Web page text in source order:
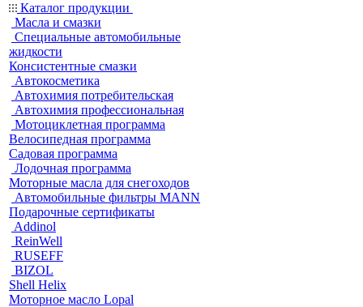
Каталог продукции
Масла и смазки
Специальные автомобильные
жидкости
Консистентные смазки
Автокосметика
Автохимия потребительская
Автохимия профессиональная
Мотоциклетная программа
Велосипедная программа
Садовая программа
Лодочная программа
Моторные масла для снегоходов
Автомобильные фильтры MANN
Подарочные сертификаты
Addinol
ReinWell
RUSEFF
BIZOL
Shell Helix
Моторное масло Lopal